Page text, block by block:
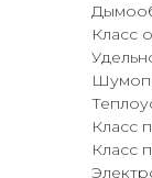
Класс
Класс
Класс